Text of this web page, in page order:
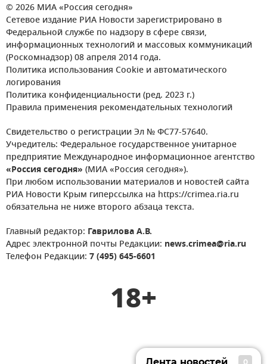
© 2026 МИА «Россия сегодня»
Сетевое издание РИА Новости зарегистрировано в
Федеральной службе по надзору в сфере связи,
информационных технологий и массовых коммуникаций
(Роскомнадзор) 08 апреля 2014 года.
Политика использования Cookie и автоматического
логирования
Политика конфиденциальности (ред. 2023 г.)
Правила применения рекомендательных технологий
Свидетельство о регистрации Эл № ФС77-57640.
Учредитель: Федеральное государственное унитарное
предприятие Международное информационное агентство
«Россия сегодня» (МИА «Россия сегодня»).
При любом использовании материалов и новостей сайта
РИА Новости Крым гиперссылка на https://crimea.ria.ru
обязательна не ниже второго абзаца текста.
Главный редактор: Гаврилова А.В.
Адрес электронной почты Редакции: news.crimea@ria.ru
Телефон Редакции: 7 (495) 645-6601
18+
0